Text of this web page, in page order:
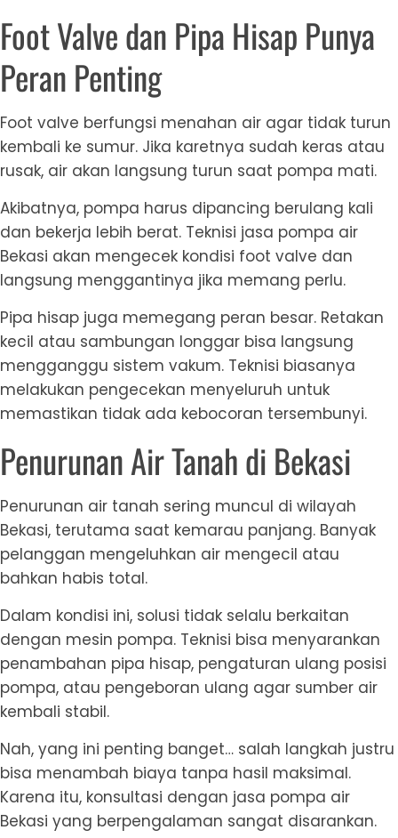
Foot Valve dan Pipa Hisap Punya
Peran Penting
Foot valve berfungsi menahan air agar tidak turun
kembali ke sumur. Jika karetnya sudah keras atau
rusak, air akan langsung turun saat pompa mati.
Akibatnya, pompa harus dipancing berulang kali
dan bekerja lebih berat. Teknisi jasa pompa air
Bekasi akan mengecek kondisi foot valve dan
langsung menggantinya jika memang perlu.
Pipa hisap juga memegang peran besar. Retakan
kecil atau sambungan longgar bisa langsung
mengganggu sistem vakum. Teknisi biasanya
melakukan pengecekan menyeluruh untuk
memastikan tidak ada kebocoran tersembunyi.
Penurunan Air Tanah di Bekasi
Penurunan air tanah sering muncul di wilayah
Bekasi, terutama saat kemarau panjang. Banyak
pelanggan mengeluhkan air mengecil atau
bahkan habis total.
Dalam kondisi ini, solusi tidak selalu berkaitan
dengan mesin pompa. Teknisi bisa menyarankan
penambahan pipa hisap, pengaturan ulang posisi
pompa, atau pengeboran ulang agar sumber air
kembali stabil.
Nah, yang ini penting banget… salah langkah justru
bisa menambah biaya tanpa hasil maksimal.
Karena itu, konsultasi dengan jasa pompa air
Bekasi yang berpengalaman sangat disarankan.